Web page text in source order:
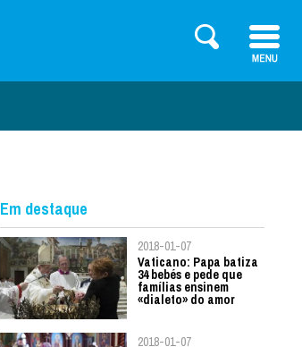
Em destaque
2018-01-07
Vaticano: Papa batiza
34 bebés e pede que
famílias ensinem
«dialeto» do amor
2018-01-07